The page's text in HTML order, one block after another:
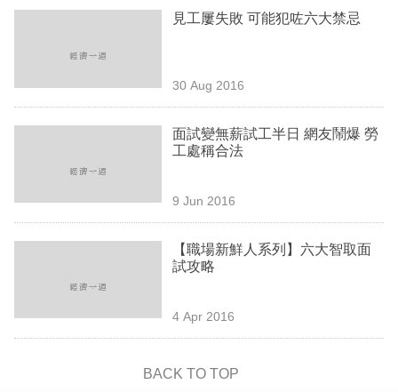
欄
區
見工屢失敗 可能犯咗六大禁忌
30 Aug 2016
面試變無薪試工半日 網友鬧爆 勞
工處稱合法
9 Jun 2016
【職場新鮮人系列】六大智取面
試攻略
4 Apr 2016
BACK TO TOP